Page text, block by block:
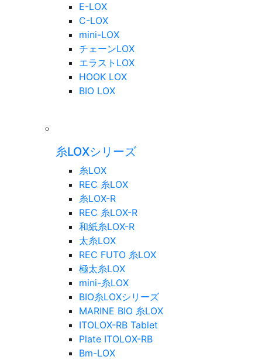
E-LOX
C-LOX
mini-LOX
チェーンLOX
エラストLOX
HOOK LOX
BIO LOX
糸LOXシリーズ
糸LOX
REC 糸LOX
糸LOX-R
REC 糸LOX-R
和紙糸LOX-R
太糸LOX
REC FUTO 糸LOX
極太糸LOX
mini-糸LOX
BIO糸LOXシリーズ
MARINE BIO 糸LOX
ITOLOX-RB Tablet
Plate ITOLOX-RB
Bm-LOX